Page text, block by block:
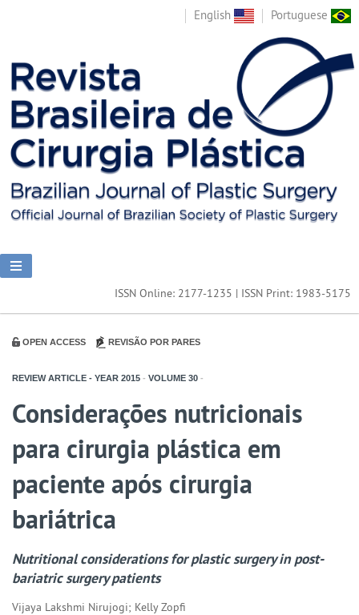
English Portuguese
ISSN Online: 2177-1235 | ISSN Print: 1983-5175
OPEN ACCESS REVISÃO POR PARES
REVIEW ARTICLE - YEAR 2015 - VOLUME 30 -
Considerações nutricionais
para cirurgia plástica em
paciente após cirurgia
bariátrica
Nutritional considerations for plastic surgery in post-
bariatric surgery patients
Vijaya Lakshmi Nirujogi; Kelly Zopfi